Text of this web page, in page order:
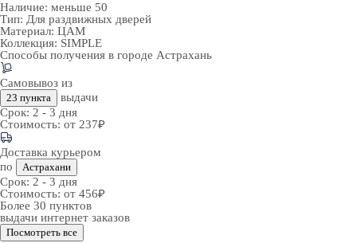
Наличие: меньше 50
Тип: Для раздвижных дверей
Материал: ЦАМ
Коллекция: SIMPLE
Способы получения в городе Астрахань
Самовывоз из
23 пункта
выдачи
Срок: 2 - 3 дня
Стоимость: от 237₽
Доставка курьером
по
Астрахани
Срок: 2 - 3 дня
Стоимость: от 456₽
Более 30 пунктов
выдачи интернет заказов
Посмотреть все